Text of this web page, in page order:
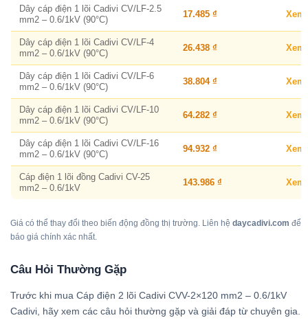
Dây cáp điện 1 lõi Cadivi CV/LF-2.5
mm2 – 0.6/1kV (90°C)
17.485 ₫
Dây cáp điện 1 lõi Cadivi CV/LF-4
mm2 – 0.6/1kV (90°C)
26.438 ₫
Dây cáp điện 1 lõi Cadivi CV/LF-6
mm2 – 0.6/1kV (90°C)
38.804 ₫
Dây cáp điện 1 lõi Cadivi CV/LF-10
mm2 – 0.6/1kV (90°C)
64.282 ₫
Dây cáp điện 1 lõi Cadivi CV/LF-16
mm2 – 0.6/1kV (90°C)
94.932 ₫
Cáp điện 1 lõi đồng Cadivi CV-25
mm2 – 0.6/1kV
143.986 ₫
Giá có thể thay đổi theo biến động đồng thị trường. Liên hệ daycadivi.com để
báo giá chính xác nhất.
Câu Hỏi Thường Gặp
Trước khi mua Cáp điện 2 lõi Cadivi CVV-2×120 mm2 – 0.6/1kV
Cadivi, hãy xem các câu hỏi thường gặp và giải đáp từ chuyên gia.